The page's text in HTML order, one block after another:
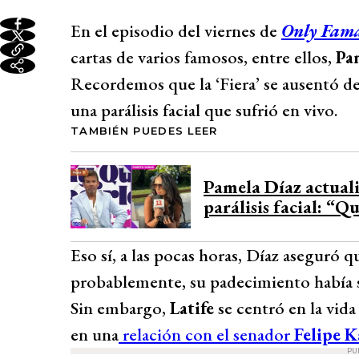
En el episodio del viernes de Only
cartas de varios famosos, entre ellos,
Recordemos que la ‘Fiera’ se ausentó
una parálisis facial que sufrió en vivo.
TAMBIÉN PUEDES LEER
Pamela Díaz
parálisis facial:
Eso sí, a las pocas horas, Díaz aseguró
probablemente, su padecimiento había
Sin embargo, Latifese centró en la
en unarelación con el senadorFelipe